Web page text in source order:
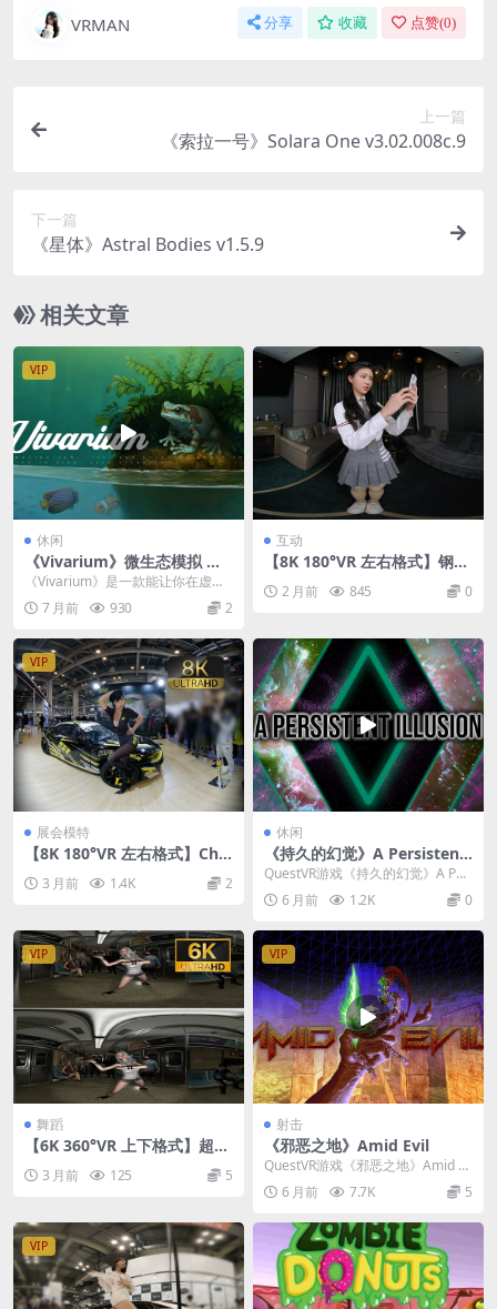
VRMAN 分享 收藏 点赞(0)
上一篇
《索拉一号》Solara One v3.02.008c.9
下一篇
《星体》Astral Bodies v1.5.9
相关文章
VIP
休闲
《Vivarium》微生态模拟 MR
Vivarium v1.3.2.389
《Vivarium》是一款能让你在虚拟
现实中亲手打造和管理微型生态系
统的创意模拟...
7 月前 930 2
互动
【8K 180°VR 左右格式】钢琴
2 月前 845 0
VIP
展会模特
【8K 180°VR 左右格式】Chin
ese Race queen 雯粥粥01 S
uzhou GT SHOW in China 2
3 月前 1.4K 2
休闲
《持久的幻觉》A Persistent
Illusion
QuestVR游戏《持久的幻觉》A Per
sistent Illusion 是一...
6 月前 1.2K 0
VIP
舞蹈
【6K 360°VR 上下格式】超美
3 月前 125 5
VIP
射击
《邪恶之地》Amid Evil
QuestVR游戏《邪恶之地》Amid Ev
il 将经典的复古射击游戏体验完整
地...6 月前 7.7K 5
VIP